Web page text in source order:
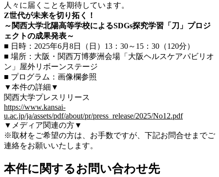
人々に届くことを期待しています。
Z世代が未来を切り拓く！
～関西大学北陽高等学校によるSDGs探究学習「刀」プロジ
ェクトの成果発表～
■ 日時：2025年6月8日（日）13：30～15：30（120分）
■ 場所：大阪・関西万博夢洲会場「大阪ヘルスケアパビリオ
ン」屋外リボーンステージ
■ プログラム：画像欄参照
▼本件の詳細▼
関西大学プレスリリース
https://www.kansai-
u.ac.jp/ja/assets/pdf/about/pr/press_release/2025/No12.pdf
▼メディア関連の方▼
※取材をご希望の方は、お手数ですが、下記お問合せまでご
連絡をお願いいたします。
本件に関するお問い合わせ先